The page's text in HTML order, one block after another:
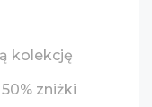
kolekcję
zniżki